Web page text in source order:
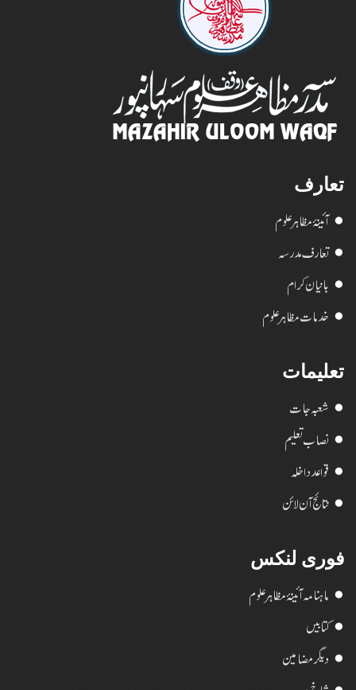
تعارف
آئینۂ مظاہر علوم
تعارف مدرسہ
بانیان کرام
خدمات مظاہر علوم
تعلیمات
شعبہ جات
نصاب تعلیم
قواعد داخلہ
نتائج آن لائن
فوری لنکس
ماہنامہ آئینۂ مظاہر علوم
کتابیں
دیگر مضامین